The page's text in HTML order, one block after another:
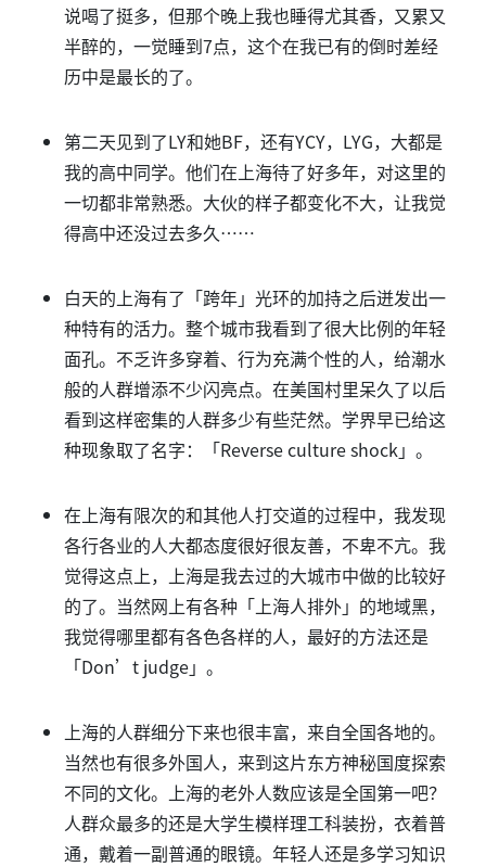
说喝了挺多，但那个晚上我也睡得尤其香，又累又
半醉的，一觉睡到7点，这个在我已有的倒时差经
历中是最长的了。
第二天见到了LY和她BF，还有YCY，LYG，大都是
我的高中同学。他们在上海待了好多年，对这里的
一切都非常熟悉。大伙的样子都变化不大，让我觉
得高中还没过去多久……
白天的上海有了「跨年」光环的加持之后迸发出一
种特有的活力。整个城市我看到了很大比例的年轻
面孔。不乏许多穿着、行为充满个性的人，给潮水
般的人群增添不少闪亮点。在美国村里呆久了以后
看到这样密集的人群多少有些茫然。学界早已给这
种现象取了名字：「Reverse culture shock」。
在上海有限次的和其他人打交道的过程中，我发现
各行各业的人大都态度很好很友善，不卑不亢。我
觉得这点上，上海是我去过的大城市中做的比较好
的了。当然网上有各种「上海人排外」的地域黑，
我觉得哪里都有各色各样的人，最好的方法还是
「Don’t judge」。
上海的人群细分下来也很丰富，来自全国各地的。
当然也有很多外国人，来到这片东方神秘国度探索
不同的文化。上海的老外人数应该是全国第一吧？
人群众最多的还是大学生模样理工科装扮，衣着普
通，戴着一副普通的眼镜。年轻人还是多学习知识